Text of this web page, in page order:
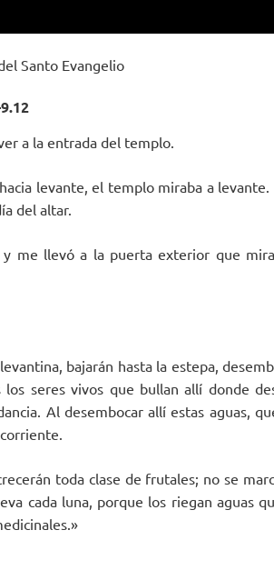
Santo Evangelio
a la entrada del templo.
levante, el templo miraba a
del altar.
me llevó a la puerta exterior que
bajarán hasta la estepa,
los seres vivos que bullan allí donde
Al desembocar allí estas aguas,
toda clase de frutales; no se
cada luna, porque los riegan aguas